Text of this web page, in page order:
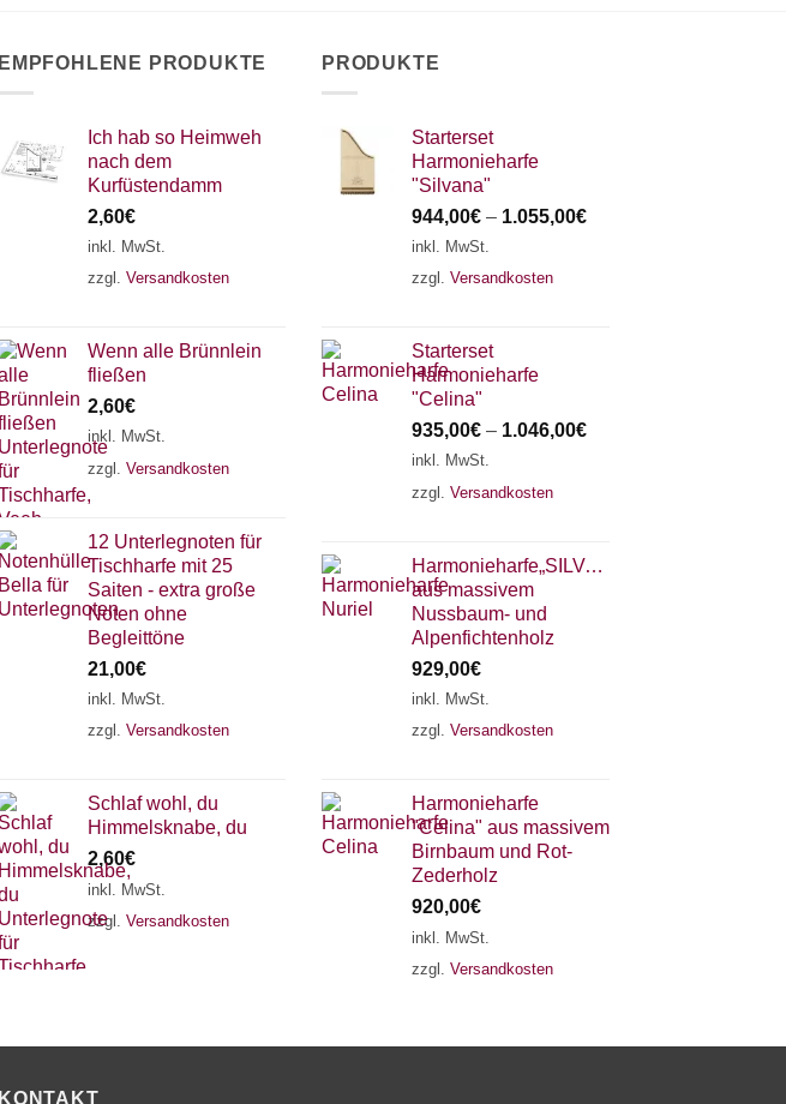
EMPFOHLENE PRODUKTE
Ich hab so Heimweh
nach dem
Kurfüstendamm
2,60€
inkl. MwSt.
zzgl. Versandkosten
Wenn alle Brünnlein
fließen
2,60€
inkl. MwSt.
zzgl. Versandkosten
12 Unterlegnoten für
Tischharfe mit 25
Saiten - extra große
Noten ohne
Begleittöne
21,00€
inkl. MwSt.
zzgl. Versandkosten
Schlaf wohl, du
Himmelsknabe, du
2,60€
inkl. MwSt.
zzgl. Versandkosten
PRODUKTE
Starterset
Harmonieharfe
"Silvana"
944,00€ – 1.055,00€
inkl. MwSt.
zzgl. Versandkosten
Starterset
Harmonieharfe
"Celina"
935,00€ – 1.046,00€
inkl. MwSt.
zzgl. Versandkosten
Harmonieharfe„SILVANA"
aus massivem
Nussbaum- und
Alpenfichtenholz
929,00€
inkl. MwSt.
zzgl. Versandkosten
Harmonieharfe
"Celina" aus massivem
Birnbaum und Rot-
Zederholz
920,00€
inkl. MwSt.
zzgl. Versandkosten
KONTAKT
18 SAITEN 21 SAITEN 25 SAITEN
AKKORDZITHER